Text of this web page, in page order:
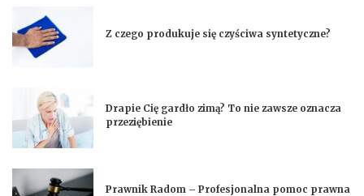
Z czego produkuje się czyściwa syntetyczne?
Drapie Cię gardło zimą? To nie zawsze oznacza
przeziębienie
Prawnik Radom – Profesjonalna pomoc prawna